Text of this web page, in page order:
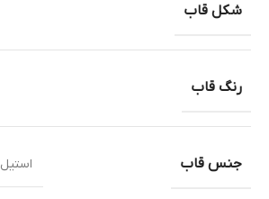
شکل قاب
رنگ قاب
جنس قاب استیل316 (ضد حساسیت)